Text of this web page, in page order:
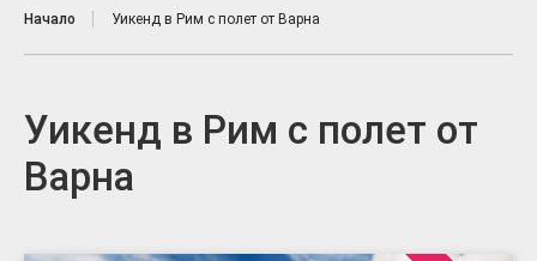
Начало Уикенд в Рим с полет от Варна
Уикенд в Рим с полет от
Варна